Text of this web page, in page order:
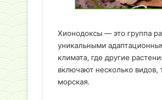
Хионодоксы — это группа
уникальными
климата, где другие
включают несколько видов,
морская.